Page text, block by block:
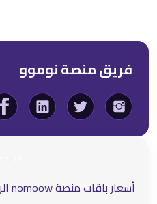
فريق منصة نوموو
أسعار باقات منصة nomoow الرمزية